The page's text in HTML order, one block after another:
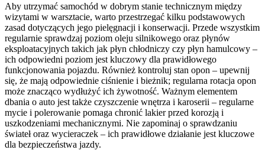
Aby utrzymać samochód w dobrym stanie technicznym między
wizytami w warsztacie, warto przestrzegać kilku podstawowych
zasad dotyczących jego pielęgnacji i konserwacji. Przede wszystkim
regularnie sprawdzaj poziom oleju silnikowego oraz płynów
eksploatacyjnych takich jak płyn chłodniczy czy płyn hamulcowy –
ich odpowiedni poziom jest kluczowy dla prawidłowego
funkcjonowania pojazdu. Również kontroluj stan opon – upewnij
się, że mają odpowiednie ciśnienie i bieżnik; regularna rotacja opon
może znacząco wydłużyć ich żywotność. Ważnym elementem
dbania o auto jest także czyszczenie wnętrza i karoserii – regularne
mycie i polerowanie pomaga chronić lakier przed korozją i
uszkodzeniami mechanicznymi. Nie zapominaj o sprawdzaniu
świateł oraz wycieraczek – ich prawidłowe działanie jest kluczowe
dla bezpieczeństwa jazdy.